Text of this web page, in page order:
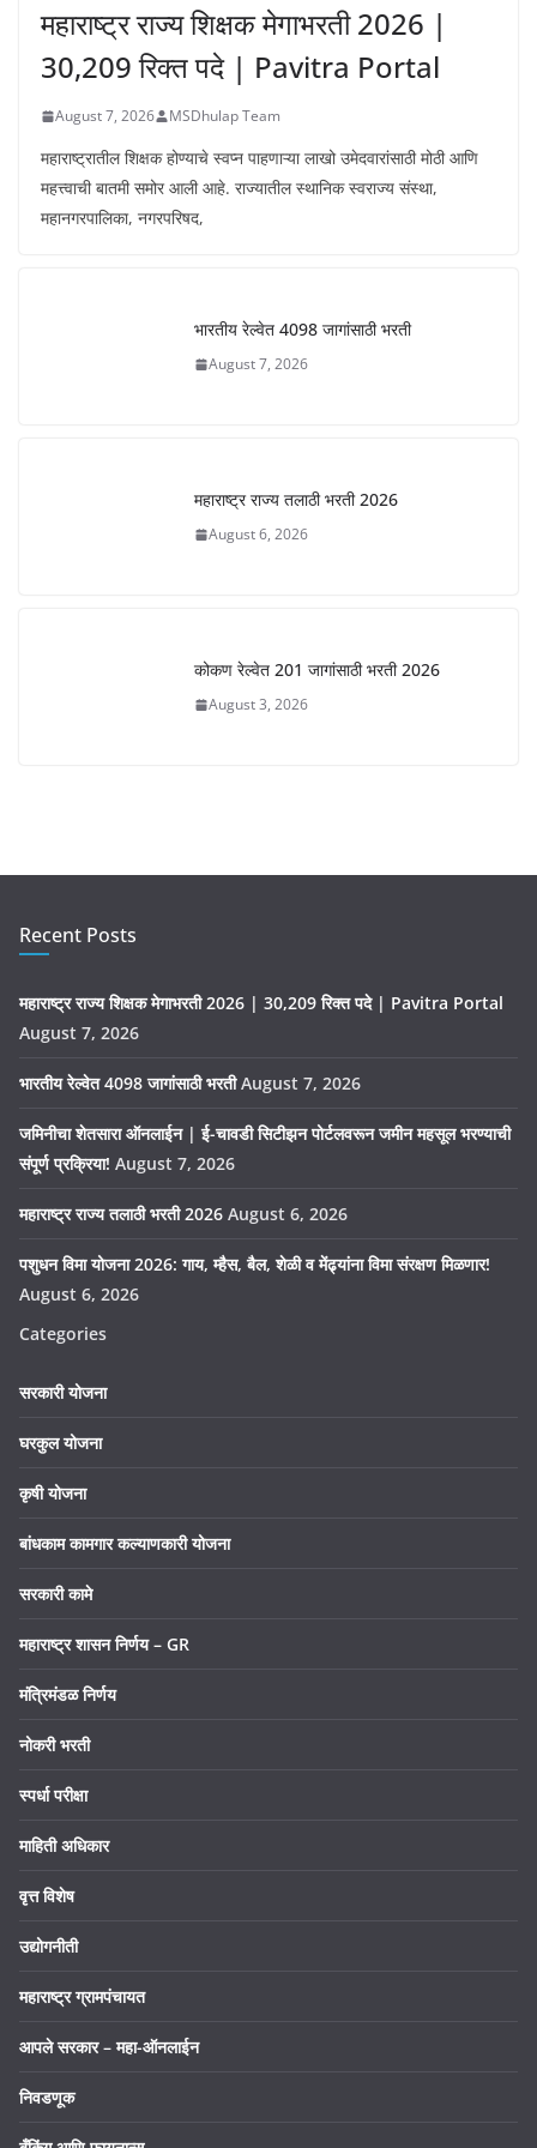
महाराष्ट्र राज्य शिक्षक मेगाभरती 2026 |
30,209 रिक्त पदे | Pavitra Portal
August 7, 2026 MSDhulap Team
महाराष्ट्रातील शिक्षक होण्याचे स्वप्न पाहणाऱ्या लाखो उमेदवारांसाठी मोठी आणि
महत्त्वाची बातमी समोर आली आहे. राज्यातील स्थानिक स्वराज्य संस्था,
महानगरपालिका, नगरपरिषद,
भारतीय रेल्वेत 4098 जागांसाठी भरती
August 7, 2026
महाराष्ट्र राज्य तलाठी भरती 2026
August 6, 2026
कोकण रेल्वेत 201 जागांसाठी भरती 2026
August 3, 2026
Recent Posts
महाराष्ट्र राज्य शिक्षक मेगाभरती 2026 | 30,209 रिक्त पदे | Pavitra Portal
August 7, 2026
भारतीय रेल्वेत 4098 जागांसाठी भरती August 7, 2026
जमिनीचा शेतसारा ऑनलाईन | ई-चावडी सिटीझन पोर्टलवरून जमीन महसूल भरण्याची
संपूर्ण प्रक्रिया! August 7, 2026
महाराष्ट्र राज्य तलाठी भरती 2026 August 6, 2026
पशुधन विमा योजना 2026: गाय, म्हैस, बैल, शेळी व मेंढ्यांना विमा संरक्षण मिळणार!
August 6, 2026
Categories
सरकारी योजना
घरकुल योजना
कृषी योजना
बांधकाम कामगार कल्याणकारी योजना
सरकारी कामे
महाराष्ट्र शासन निर्णय – GR
मंत्रिमंडळ निर्णय
नोकरी भरती
स्पर्धा परीक्षा
माहिती अधिकार
वृत्त विशेष
उद्योगनीती
महाराष्ट्र ग्रामपंचायत
आपले सरकार – महा-ऑनलाईन
निवडणूक